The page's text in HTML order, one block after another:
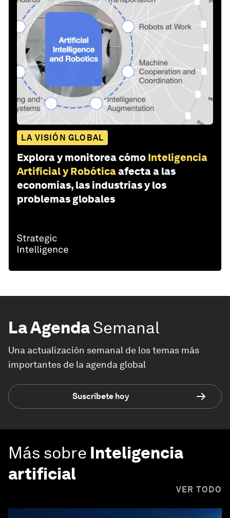
LA VISIÓN GLOBAL
Explora y monitorea cómo Inteligencia
Artificial y Robóticaafecta a las
economías, las industrias y los
problemas globales
La AgendaSemanal
Una actualización semanal de los temas más
importantes de la agenda global
Suscríbete hoy
Más sobre Inteligencia
artificial
VER TODO